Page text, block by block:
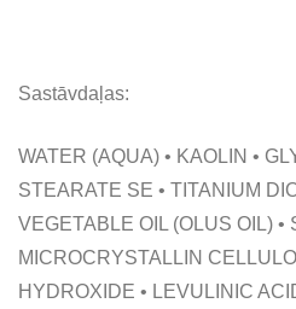
Sastāvdaļas:
WATER (AQUA) • KAOLIN •
STEARATE SE • TITANIUM
VEGETABLE OIL (OLUS OIL) •
MICROCRYSTALLIN
HYDROXIDE • LEVULINIC